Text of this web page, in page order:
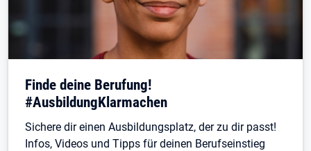
Finde deine Berufung!
#AusbildungKlarmachen
Sichere dir einen Ausbildungsplatz, der zu dir passt!
Infos, Videos und Tipps für deinen Berufseinstieg